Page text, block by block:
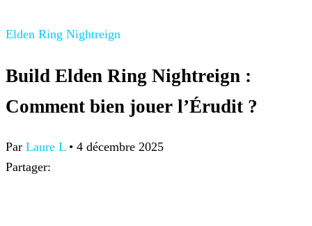
Elden Ring Nightreign
Build Elden Ring Nightreign :
Comment bien jouer l’Érudit ?
Par Laure L • 4 décembre 2025
Partager: